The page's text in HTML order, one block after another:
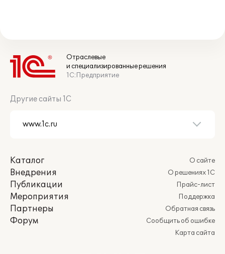
Отраслевые
и специализированные решения
1С:Предприятие
Другие сайты 1С
Каталог
Внедрения
Публикации
Мероприятия
Партнеры
Форум
О сайте
О решениях 1С
Прайс-лист
Поддержка
Обратная связь
Сообщить об ошибке
Карта сайта